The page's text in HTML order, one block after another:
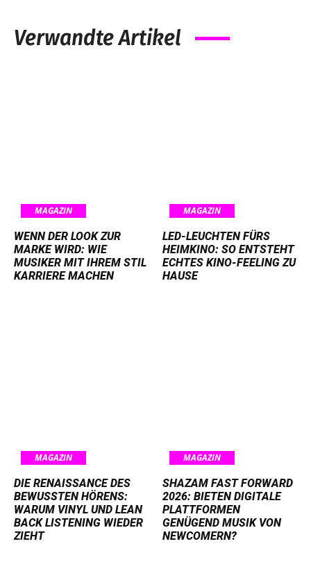
Verwandte Artikel
MAGAZIN
WENN DER LOOK ZUR
MARKE WIRD: WIE
MUSIKER MIT IHREM STIL
KARRIERE MACHEN
MAGAZIN
LED-LEUCHTEN FÜRS
HEIMKINO: SO ENTSTEHT
ECHTES KINO-FEELING ZU
HAUSE
MAGAZIN
DIE RENAISSANCE DES
BEWUSSTEN HÖRENS:
WARUM VINYL UND LEAN
BACK LISTENING WIEDER
ZIEHT
MAGAZIN
SHAZAM FAST FORWARD
2026: BIETEN DIGITALE
PLATTFORMEN
GENÜGEND MUSIK VON
NEWCOMERN?